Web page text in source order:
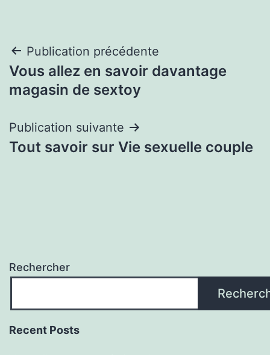
Navigation
de
Publication précédente
Vous allez en savoir davantage
magasin de sextoy
Publication suivante
Tout savoir sur Vie sexuelle couple
Rechercher
Recent Posts